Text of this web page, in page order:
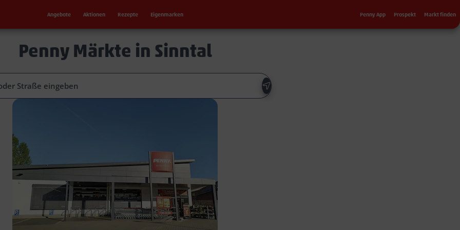
Angebote Aktionen Rezepte Eigenmarken Sekundärnavigation
Penny App Prospekt Markt finden
Penny Märkte in Sinntal